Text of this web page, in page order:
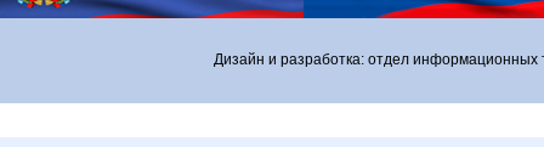
Дизайн и разработка: отдел информационных